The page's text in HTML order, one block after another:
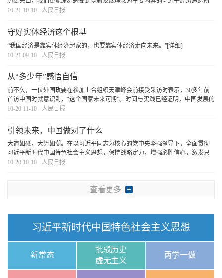
蕴含的真理力量和实践伟力。
10-21 10-10 人民日报
守好实体经济这个根基
“我国经济是靠实体经济起家的，也要靠实体经济走向未来。”[详细]
10-21 09-10
人民日报
从“多少年”感悟自信
前不久，一位外国政要在参加上合组织天津峰会前接受采访时表示，30多年前
首访中国时就意识到，“这个国家未来可期”。时间与实践已经证明，中国发展的
潜力大、活力足。扬帆的中国定会乘势而上，向着更加壮阔的前方远航。
10-20 11-10 人民日报
引领未来，中国做对了什么
大道如砥，大势如潮。在以习近平同志为核心的党中央坚强领导下，全面贯彻
习近平新时代中国特色社会主义思想，保持战略定力，增强必胜信心，激发只
争朝夕、永不懈怠的奋斗精神，未来一定属于我们！胜利一定属于我们！
10-20 10-10 人民日报
查看更多
习近平新时代中国特色社会主义思想
新常态
批驳历史
虚无主义
两学一做